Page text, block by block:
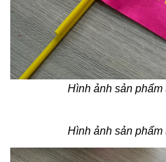
Hình ảnh sản phẩm
Hình ảnh sản phẩm